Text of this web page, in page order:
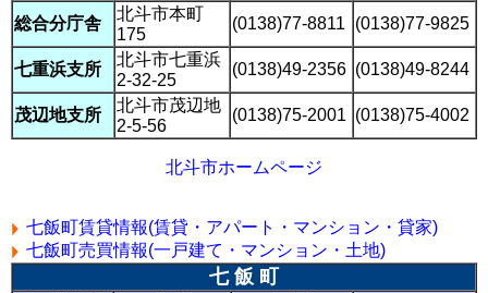
総合分庁舎
北斗市本町
175
(0138)77-8811 (0138)77-9825
七重浜支所
北斗市七重浜
2-32-25
(0138)49-2356 (0138)49-8244
茂辺地支所
北斗市茂辺地
2-5-56
(0138)75-2001 (0138)75-4002
北斗市ホームページ
七飯町賃貸情報(賃貸・アパート・マンション・貸家)
七飯町売買情報(一戸建て・マンション・土地)
七 飯 町